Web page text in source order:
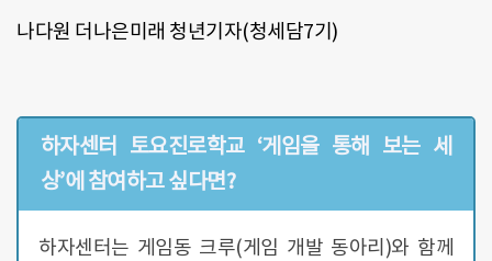
나다원 더나은미래 청년기자(청세담7기)
하자센터 토요진로학교 ‘게임을 통해 보는 세
상’에 참여하고 싶다면?
하자센터는 게임동 크루(게임 개발 동아리)와 함께